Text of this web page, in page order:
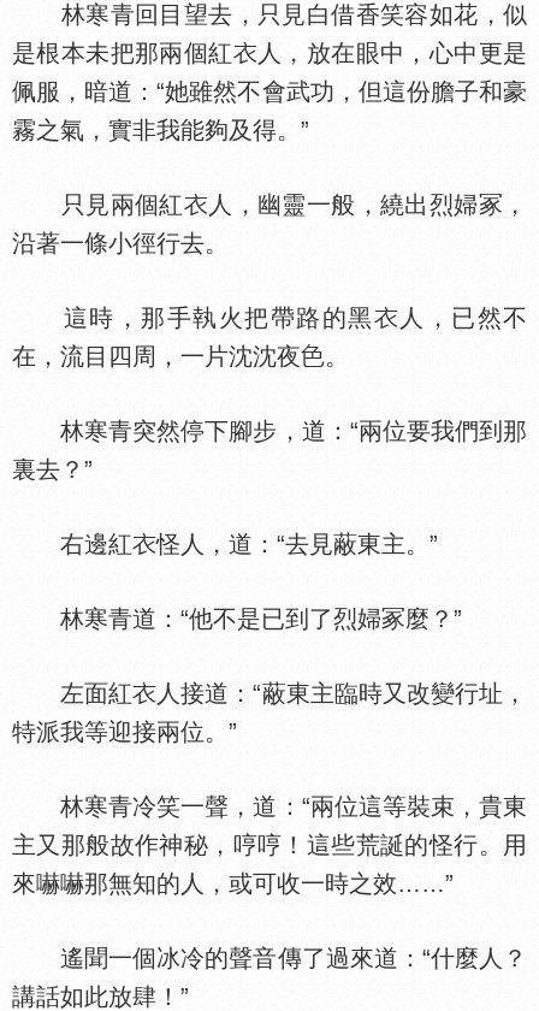
林寒青回目望去，只見白借香笑容如花，似
是根本未把那兩個紅
人，放在眼中，心中更是
佩服，暗道：“她雖然不會武功，但這份膽子和豪
霧之氣，實非我能夠及得。”
只見兩個紅
人，幽靈一般，繞出烈婦冢，
沿著一條小徑行去。
這時，那手執火把帶路的黑
人，已然不
在，流目四周，一片沈沈夜
。
林寒青突然停下腳步，道：“兩位要我們到那
裏去？”
右邊紅 怪人，道：“去見蔽東主。”
林寒青道：“他不是已到了烈婦冢麼？”
左面紅
人接道：“蔽東主臨時又改變行址，
特派我等迎接兩位。”
林寒青冷笑一聲，道：“兩位這等裝束，貴東
主又那般故作神秘，哼哼！這些荒誕的怪行。用
來嚇嚇那無知的人，或可收一時之效……”
遙聞一個冰冷的聲音傳了過來道：“什麼人？
講話如此放肆！”